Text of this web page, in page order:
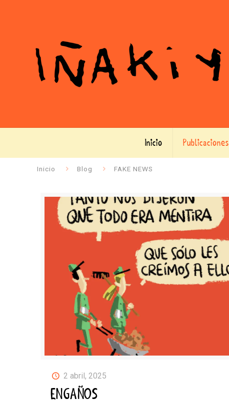
Inicio Publicaciones
Inicio Blog FAKE NEWS
2 abril, 2025
ENGAÑOS